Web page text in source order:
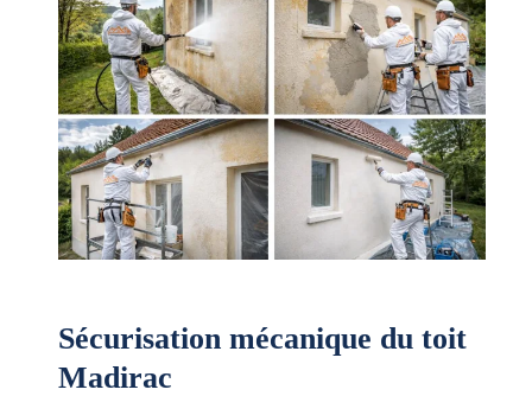
Sécurisation mécanique du toit
Madirac